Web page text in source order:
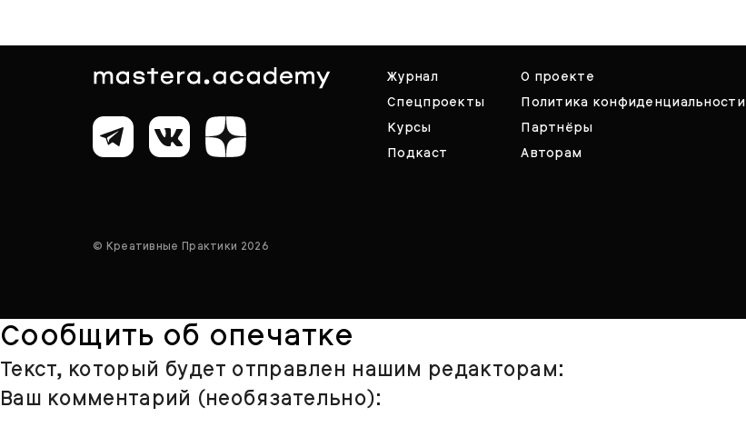
Журнал
Спецпроекты
Курсы
Подкаст
О проекте
Политика конфиденциальности
Партнёры
Авторам
© Креативные Практики 2026
Сообщить об опечатке
Текст, который будет отправлен нашим редакторам:
Ваш комментарий (необязательно):